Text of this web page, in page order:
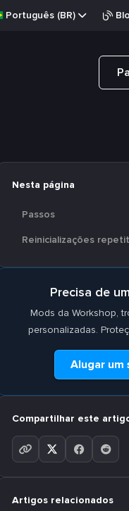
Português (BR)
Nesta página
Passos
Reinicializações
Precisa de
Mods da Workshop,
personalizadas.
Alugar um
Compartilhar este
Artigos relacionados